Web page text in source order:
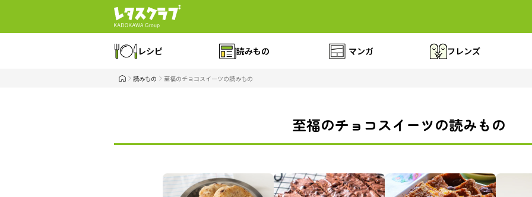
レシピ 読みもの マンガ フレンズ
読みもの 至福のチョコスイーツの読みもの
至福のチョコスイーツの読みもの